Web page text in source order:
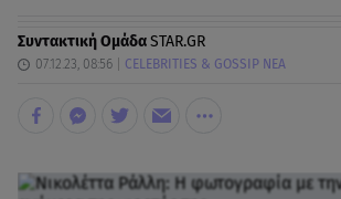
Συντακτική ΟμάδαSTAR.GR
07.12.23, 08:56 CELEBRITIES & GOSSIP ΝΕΑ